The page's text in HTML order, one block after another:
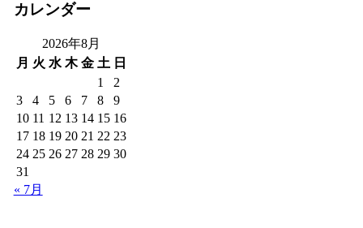
カレンダー
2026年8月
月 火 水 木 金 土 日
1
2
3
4 5 6 7 8
9
10 11 12 13 14 15 16
17 18 19 20 21 22 23
24 25 26 27 28 29 30
31
« 7月